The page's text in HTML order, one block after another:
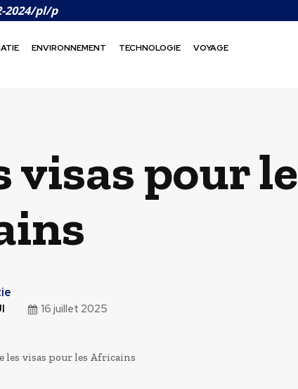
2024/pl/p
ENVIRONNEMENT TECHNOLOGIE VOYAGE
visas pour
16 juillet 2025
les visas pour les Africains